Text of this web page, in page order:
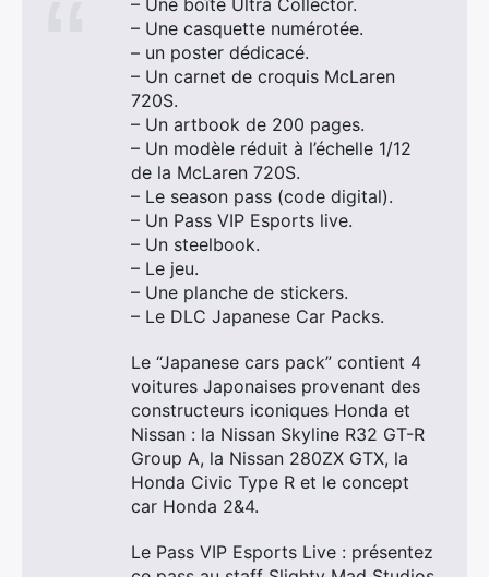
– Une boîte Ultra Collector.
– Une casquette numérotée.
– un poster dédicacé.
– Un carnet de croquis McLaren
720S.
– Un artbook de 200 pages.
– Un modèle réduit à l’échelle 1/12
de la McLaren 720S.
– Le season pass (code digital).
– Un Pass VIP Esports live.
– Un steelbook.
– Le jeu.
– Une planche de stickers.
– Le DLC Japanese Car Packs.
Le “Japanese cars pack” contient 4
voitures Japonaises provenant des
constructeurs iconiques Honda et
Nissan : la Nissan Skyline R32 GT-R
Group A, la Nissan 280ZX GTX, la
Honda Civic Type R et le concept
car Honda 2&4.
Le Pass VIP Esports Live : présentez